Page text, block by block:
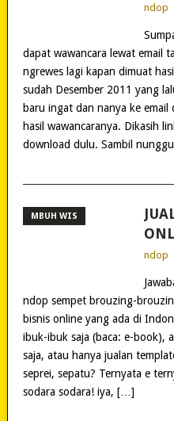
ndop
dapat wawancara lewat email
ngrewes lagi kapan dimuat
sudah Desember 2011 yang
baru ingat dan nanya ke email
hasil wawancaranya. Dikasih
download dulu. Sambil
MBUH WIS
ndop
ndop sempet brouzing-
bisnis online yang ada di
ibuk-ibuk saja (baca: e-book),
saja, atau hanya jualan
seprei, sepatu? Ternyata e
sodara sodara! iya, […]